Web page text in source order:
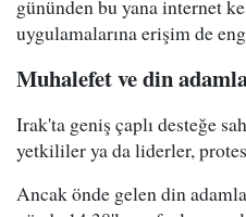
gününden bu yana internet
uygulamalarına erişim de
Muhalefet ve din
Irak'ta geniş çaplı desteğe
yetkililer ya da liderler,
Ancak önde gelen din